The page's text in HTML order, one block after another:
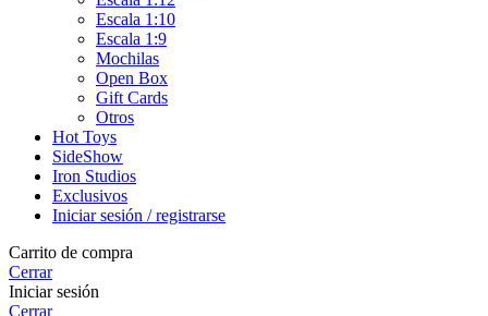
Escala 1:10
Escala 1:9
Mochilas
Open Box
Gift Cards
Otros
Hot Toys
SideShow
Iron Studios
Exclusivos
Iniciar sesión / registrarse
Carrito de compra
Cerrar
Iniciar sesión
Cerrar